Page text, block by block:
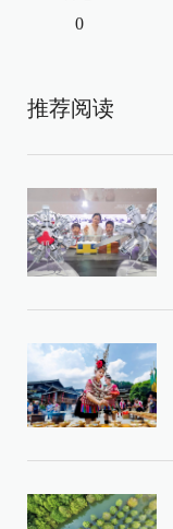
0
推荐阅读